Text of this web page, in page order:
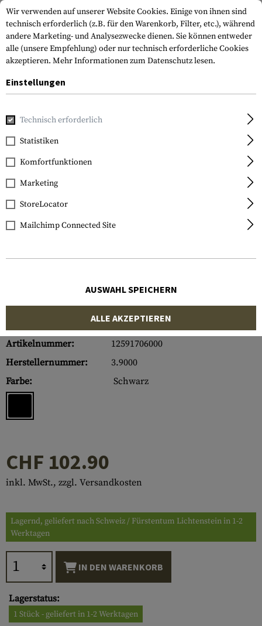
Home Ausrüstung
Umarex
Range Bag
Artikelnummer:
12591706000
Herstellernummer:
3.9000
Farbe:
Schwarz
CHF 102.90
inkl. MwSt., zzgl. Versandkosten
Lagernd, geliefert nach Schweiz / Fürstentum Lichtenstein in 1-2
Werktagen
IN DEN WARENKORB
Lagerstatus:
1 Stück - geliefert in 1-2 Werktagen
Wir verwenden auf unserer Website Cookies. Einige von ihnen sind
technisch erforderlich (z.B. für den Warenkorb, Filter, etc.), während
andere Marketing- und Analysezwecke dienen. Sie können entweder
alle (unsere Empfehlung) oder nur technisch erforderliche Cookies
akzeptieren. Mehr Informationen zum Datenschutz lesen.
Einstellungen
Technisch erforderlich
Statistiken
Komfortfunktionen
Marketing
StoreLocator
Mailchimp Connected Site
AUSWAHL SPEICHERN
ALLE AKZEPTIEREN